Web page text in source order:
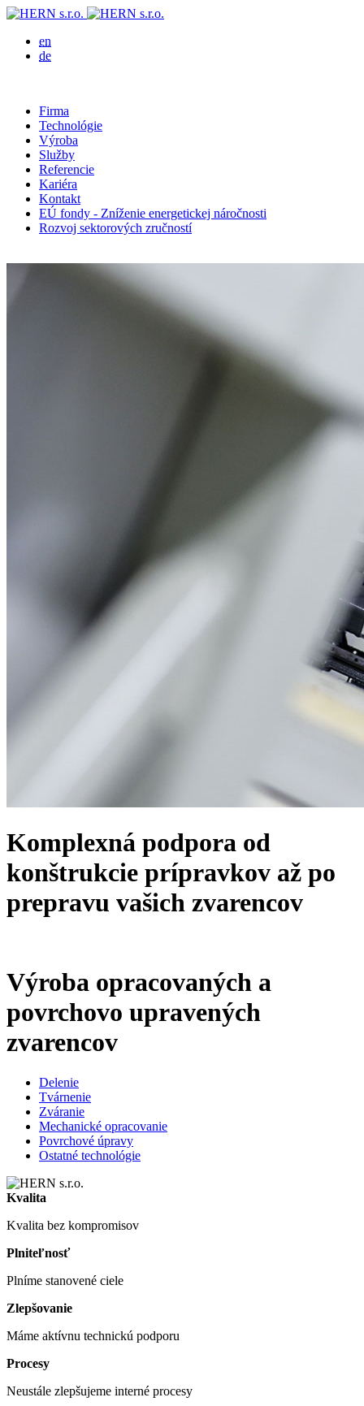
en
de
Firma
Technológie
Výroba
Služby
Referencie
Kariéra
Kontakt
EÚ fondy - Zníženie energetickej náročnosti
Rozvoj sektorových zručností
Komplexná podpora od
konštrukcie prípravkov až po
prepravu vašich zvarencov
Výroba opracovaných a
povrchovo upravených
zvarencov
Delenie
Tvárnenie
Zváranie
Mechanické opracovanie
Povrchové úpravy
Ostatné technológie
Kvalita
Kvalita bez kompromisov
Plniteľnosť
Plníme stanovené ciele
Zlepšovanie
Máme aktívnu technickú podporu
Procesy
Neustále zlepšujeme interné procesy